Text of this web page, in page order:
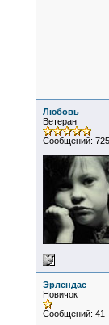
Любовь
Ветеран
Сообщений:
Эрлендас
Новичок
Сообщений: 41